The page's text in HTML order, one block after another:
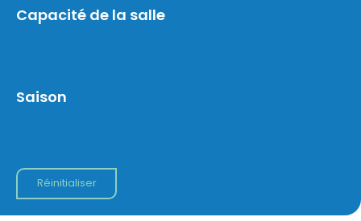
Capacité de la salle
Saison
Réinitialiser